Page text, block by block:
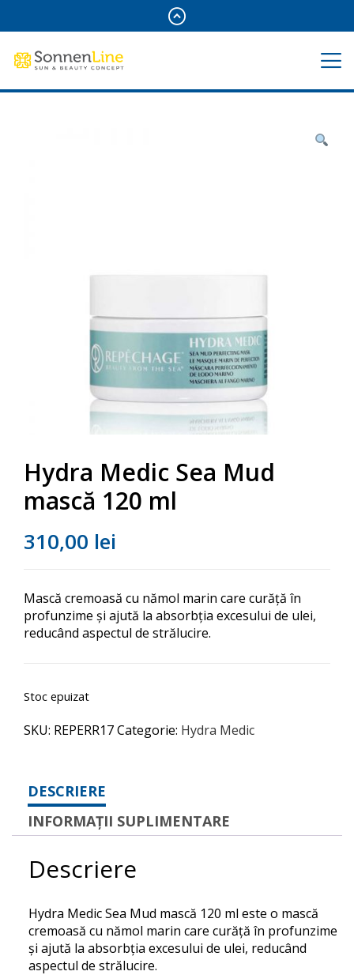
Hydra Medic Sea Mud
mască 120 ml
310,00 lei
Mască cremoasă cu nămol marin care curăță în
profunzime și ajută la absorbția excesului de ulei,
reducând aspectul de strălucire.
Stoc epuizat
SKU: REPERR17Categorie: Hydra Medic
DESCRIERE
INFORMAȚII SUPLIMENTARE
Descriere
Hydra Medic Sea Mud mască 120 ml este o mască
cremoasă cu nămol marin care curăță în profunzime
și ajută la absorbția excesului de ulei, reducând
aspectul de strălucire.